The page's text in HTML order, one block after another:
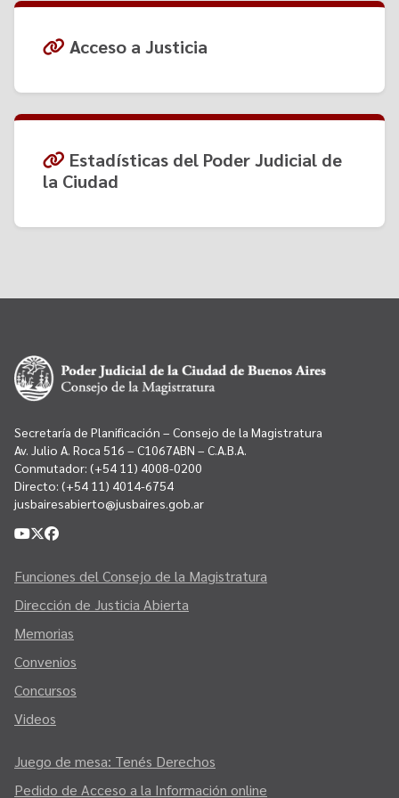
Acceso a Justicia
Estadísticas del Poder Judicial de
la Ciudad
Secretaría de Planificación – Consejo de la Magistratura
Av. Julio A. Roca 516 – C1067ABN – C.A.B.A.
Conmutador: (+54 11) 4008-0200
Directo: (+54 11) 4014-6754
jusbairesabierto@jusbaires.gob.ar
Funciones del Consejo de la Magistratura
Dirección de Justicia Abierta
Memorias
Convenios
Concursos
Videos
Juego de mesa: Tenés Derechos
Pedido de Acceso a la Información online